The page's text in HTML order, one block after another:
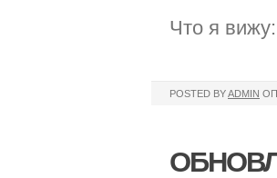
Что я вижу:
POSTED BYADMIN